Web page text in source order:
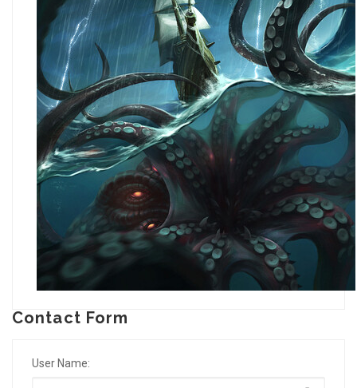
Contact Form
User Name: